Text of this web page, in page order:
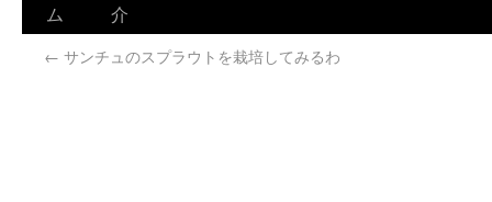
ム
介
← サンチュのスプラウトを栽培してみるわ